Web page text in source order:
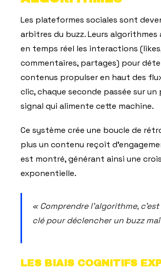
Les plateformes sociales sont
arbitres du buzz. Leurs algorithmes
en temps réel les interactions
commentaires, partages) pour
contenus propulser en haut des
clic, chaque seconde passée sur
signal qui alimente cette machine.
Ce système crée une boucle de
plus un contenu reçoit
est montré, générant ainsi une
exponentielle.
« Comprendre l'algorithme,
clé pour déclencher un buzz
LES BIAIS COGNITIFS